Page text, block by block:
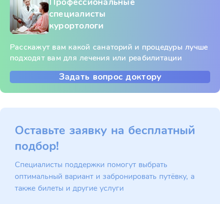
специалисты
курортологи
Расскажут вам какой санаторий и процедуры лучше
подходят вам для лечения или реабилитации
Задать вопрос доктору
Оставьте заявку на бесплатный
подбор!
Специалисты поддержки помогут выбрать
оптимальный вариант и забронировать путёвку, а
также билеты и другие услуги